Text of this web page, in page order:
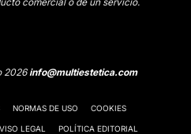
2026info@multiestetica.com
NORMAS DE USO COOKIES
LEGAL POLÍTICA EDITORIAL